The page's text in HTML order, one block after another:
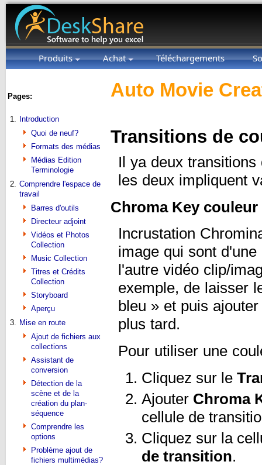
Produits Achat Téléchargements
Pages:
1.
Introduction
Quoi de neuf?
Formats des médias
Médias Edition
Terminologie
2. Comprendre l'espace de
travail
Barres d'outils
Directeur adjoint
Vidéos et Photos
Collection
Music Collection
Titres et Crédits
Collection
Storyboard
Aperçu
3. Mise en route
Ajout de fichiers aux
collections
Assistant de
conversion
Détection de la
scène et de la
création du plan-
séquence
Comprendre les
options
Problème ajout de
fichiers multimédias?
Auto Movie
Transitions de
Il ya deux
les deux impliquent
Chroma Key couleur
Incrustation
image qui sont
l'autre vidéo clip/
exemple, de laisser
bleu » et puis
plus tard.
Pour utiliser une
Cliquez sur le
Ajouter Chroma
cellule de
Cliquez sur la
de transition.